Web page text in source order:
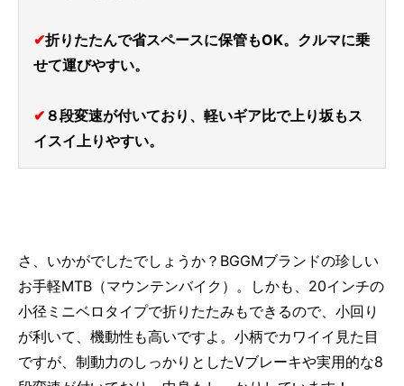
✔折りたたんで省スペースに保管もOK。クルマに乗
せて運びやすい。
✔ ８段変速が付いており、軽いギア比で上り坂もス
イスイ上りやすい。
さ、いかがでしたでしょうか？BGGMブランドの珍しい
お手軽MTB（マウンテンバイク）。しかも、20インチの
小径ミニベロタイプで折りたたみもできるので、小回り
が利いて、機動性も高いですよ。小柄でカワイイ見た目
ですが、制動力のしっかりとしたVブレーキや実用的な8